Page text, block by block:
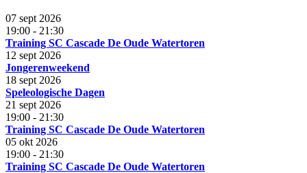
07 sept 2026
19:00 - 21:30
Training SC Cascade De Oude Watertoren
12 sept 2026
Jongerenweekend
18 sept 2026
Speleologische Dagen
21 sept 2026
19:00 - 21:30
Training SC Cascade De Oude Watertoren
05 okt 2026
19:00 - 21:30
Training SC Cascade De Oude Watertoren